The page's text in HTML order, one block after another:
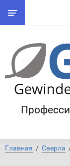
Главная
  /
Сверла